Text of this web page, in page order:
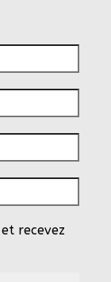
recevez